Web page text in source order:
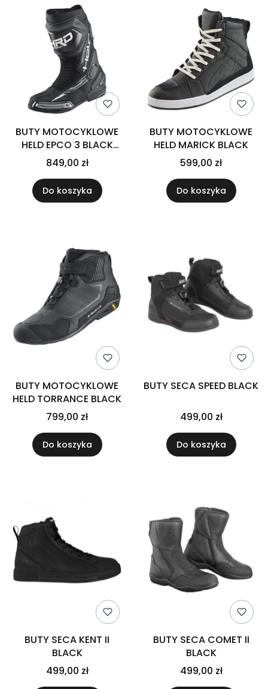
BUTY MOTOCYKLOWE
HELD EPCO 3 BLACK
WHITE
849,00 zł
Do koszyka
BUTY MOTOCYKLOWE
HELD MARICK BLACK
599,00 zł
Do koszyka
BUTY MOTOCYKLOWE
HELD TORRANCE BLACK
799,00 zł
Do koszyka
BUTY SECA SPEED BLACK
499,00 zł
Do koszyka
BUTY SECA KENT II
BLACK
499,00 zł
BUTY SECA COMET II
BLACK
499,00 zł